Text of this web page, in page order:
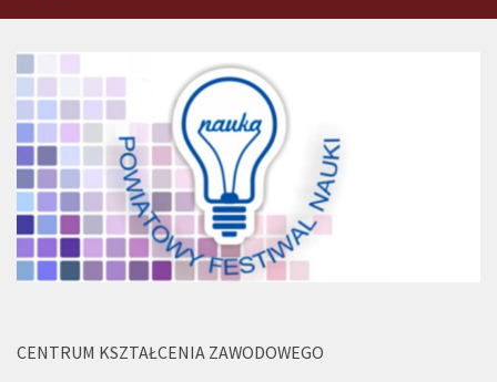
CENTRUM KSZTAŁCENIA ZAWODOWEGO